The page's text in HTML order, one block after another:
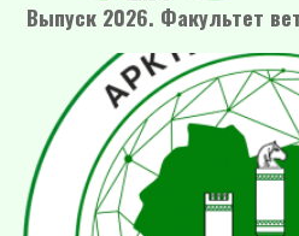
Выпуск 2026. Факультет